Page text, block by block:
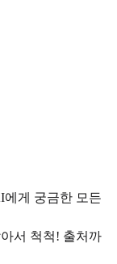
게 궁금한 모든
서 척척! 출처까